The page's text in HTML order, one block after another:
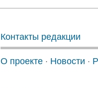
Контакты редакции
О проекте · Новости ·